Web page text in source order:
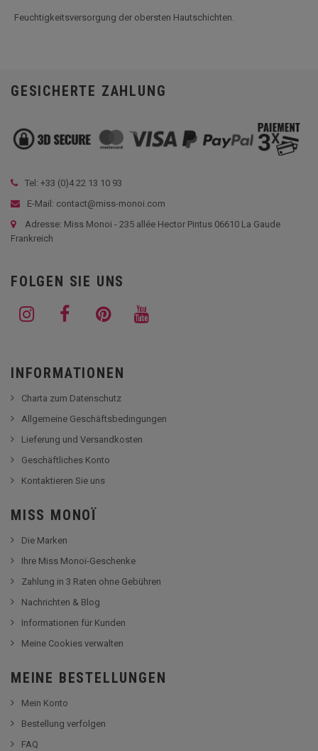
Feuchtigkeitsversorgung der obersten Hautschichten.
GESICHERTE ZAHLUNG
Tel: +33 (0)4 22 13 10 93
E-Mail: contact@miss-monoi.com
Adresse: Miss Monoi - 235 allée Hector Pintus 06610 La Gaude
Frankreich
FOLGEN SIE UNS
INFORMATIONEN
Charta zum Datenschutz
Allgemeine Geschäftsbedingungen
Lieferung und Versandkosten
Geschäftliches Konto
Kontaktieren Sie uns
MISS MONOÏ
Die Marken
Ihre Miss Monoï-Geschenke
Zahlung in 3 Raten ohne Gebühren
Nachrichten & Blog
Informationen für Kunden
Meine Cookies verwalten
MEINE BESTELLUNGEN
Mein Konto
Bestellung verfolgen
FAQ